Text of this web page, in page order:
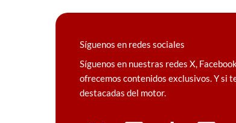
Síguenos en redes sociales
Síguenos en nuestras redes X,
ofrecemos contenidos exclusivos. Y si
destacadas del motor.